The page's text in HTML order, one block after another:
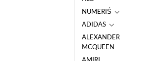
NUMERIŚ
ADIDAS
ALEXANDER
MCQUEEN
AMIRI